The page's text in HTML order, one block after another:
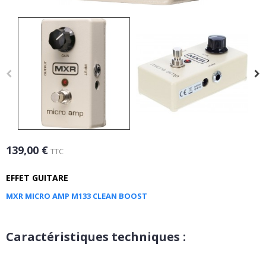
139,00 € TTC
EFFET GUITARE
MXR MICRO AMP M133 CLEAN BOOST
Caractéristiques techniques :